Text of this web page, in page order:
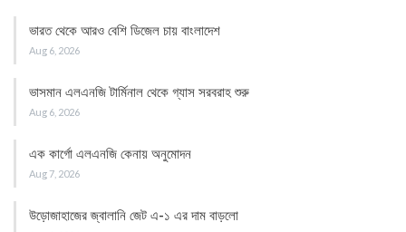
ভারত থেকে আরও বেশি ডিজেল চায় বাংলাদেশ
Aug 6, 2026
ভাসমান এলএনজি টার্মিনাল থেকে গ্যাস সরবরাহ শুরু
Aug 6, 2026
এক কার্গো এলএনজি কেনায় অনুমোদন
Aug 7, 2026
উড়োজাহাজের জ্বালানি জেট এ-১ এর দাম বাড়লো